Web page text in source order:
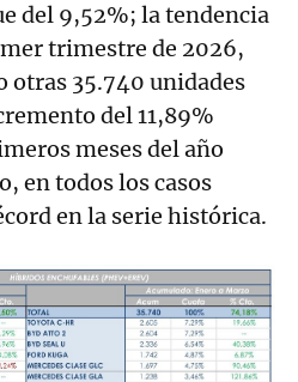
del 9,52%; la tendencia
trimestre de 2026,
otras 35.740 unidades
del 11,89%
meses del año
en todos los casos
en la serie histórica.